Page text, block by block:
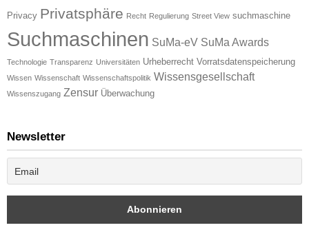
Privacy Privatsphäre Recht Regulierung Street View suchmaschine
Suchmaschinen SuMa-eV SuMa Awards
Technologie Transparenz Universitäten Urheberrecht Vorratsdatenspeicherung
Wissen Wissenschaft Wissenschaftspolitik Wissensgesellschaft
Wissenszugang Zensur Überwachung
Newsletter